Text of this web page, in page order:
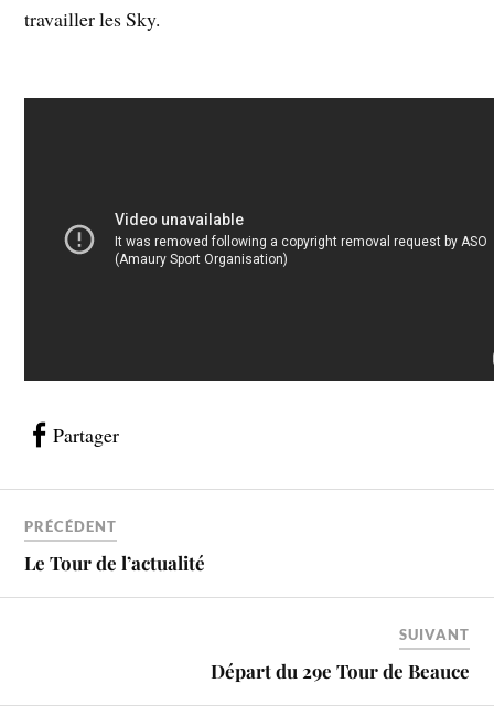
travailler les Sky.
Partager
PRÉCÉDENT
Le Tour de l’actualité
SUIVANT
Départ du 29e Tour de Beauce